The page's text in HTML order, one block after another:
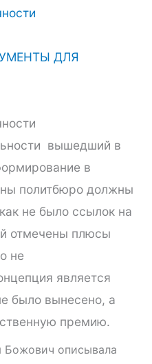
ДЛЯ
вышедший в
в
политбюро должны
не было ссылок на
отмечены плюсы
не
является
было вынесено, а
премию.
Божович описывала